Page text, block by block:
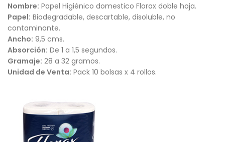
Nombre: Papel Higiénico domestico Florax doble hoja.
Papel: Biodegradable, descartable, disoluble, no
contaminante.
Ancho: 9,5 cms.
Absorción: De 1 a 1,5 segundos.
Gramaje: 28 a 32 gramos.
Unidad de Venta: Pack 10 bolsas x 4 rollos.